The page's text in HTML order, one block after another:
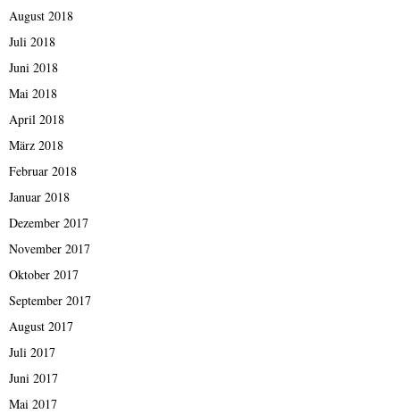
August 2018
Juli 2018
Juni 2018
Mai 2018
April 2018
März 2018
Februar 2018
Januar 2018
Dezember 2017
November 2017
Oktober 2017
September 2017
August 2017
Juli 2017
Juni 2017
Mai 2017